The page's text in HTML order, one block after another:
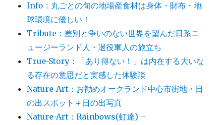
Info：丸ごとの旬の地場産食材は身体・財布・地
球環境に優しい！
Tribute：差別と争いのない世界を望んだ日系ニ
ュージーランド人・退役軍人の旅立ち
True-Story：「あり得ない！」は内在する大いな
る存在の意思だと実感した体験談
Nature-Art：お勧めオークランド中心市街地・日
の出スポット＋日の出写真
Nature-Art：Rainbows(虹達) –